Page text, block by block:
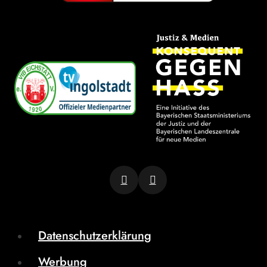
Datenschutzerklärung
Werbung